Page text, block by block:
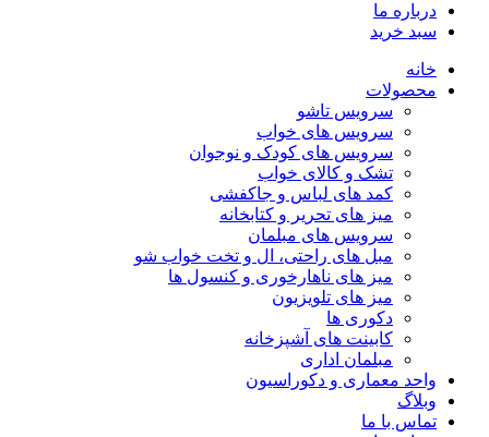
درباره ما
سبد خرید
خانه
محصولات
سرویس تاشو
سرویس های خواب
سرویس های کودک و نوجوان
تشک و کالای خواب
کمد های لباس و جاکفشی
میز های تحریر و کتابخانه
سرویس های مبلمان
مبل های راحتی، ال و تخت خواب شو
میز های ناهارخوری و کنسول ها
میز های تلویزیون
دکوری ها
کابینت های آشپزخانه
مبلمان اداری
واحد معماری و دکوراسیون
وبلاگ
تماس با ما